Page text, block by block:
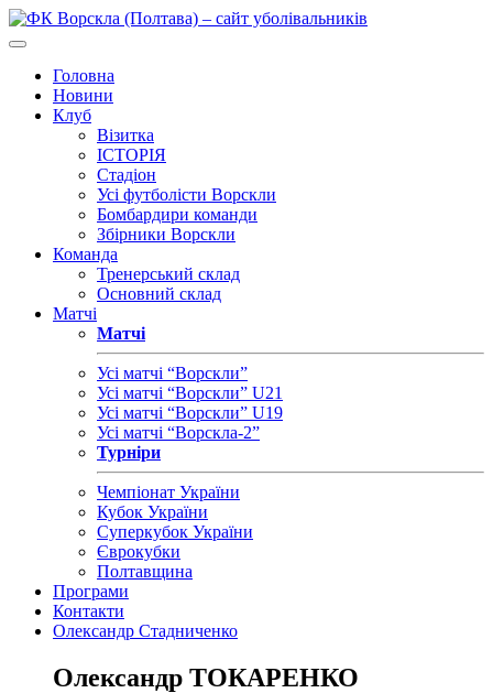
Головна
Новини
Клуб
Візитка
ІСТОРІЯ
Стадіон
Усі футболісти Ворскли
Бомбардири команди
Збірники Ворскли
Команда
Тренерський склад
Основний склад
Матчі
Матчі
Усі матчі “Ворскли”
Усі матчі “Ворскли” U21
Усі матчі “Ворскли” U19
Усі матчі “Ворскла-2”
Турніри
Чемпіонат України
Кубок України
Суперкубок України
Єврокубки
Полтавщина
Програми
Контакти
Олександр Стадниченко
Олександр ТОКАРЕНКО